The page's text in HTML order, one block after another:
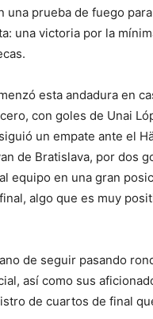
una prueba de fuego
una victoria por la
esta andadura en
con goles de Unai
un empate ante el
de Bratislava, por dos
equipo en una gran
algo que es muy
de seguir pasando
así como sus
de cuartos de final